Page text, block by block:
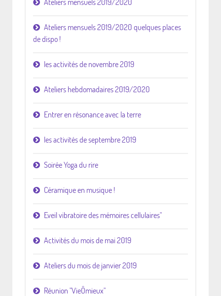
Ateliers mensuels 2019/2020 quelques places
de dispo !
les activités de novembre 2019
Ateliers hebdomadaires 2019/2020
Entrer en résonance avec la terre
les activités de septembre 2019
Soirée Yoga du rire
Céramique en musique !
Eveil vibratoire des mémoires cellulaires"
Activités du mois de mai 2019
Ateliers du mois de janvier 2019
Réunion "VieÔmieux"